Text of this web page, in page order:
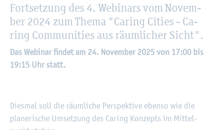
Fort­set­zung des 4. We­bi­nars vom No­vem­
ber 2024 zum Thema "Ca­ring Ci­ties - Ca­
ring Com­mu­nities aus räum­li­cher Sicht".
Das We­bi­nar fin­det am 24. No­vem­ber 2025 von 17:00 bis
19:15 Uhr statt.
Dies­mal soll die räum­li­che Per­spek­ti­ve eben­so wie die
pla­ne­ri­sche Um­set­zung des Ca­ring Kon­zepts im Mit­tel­